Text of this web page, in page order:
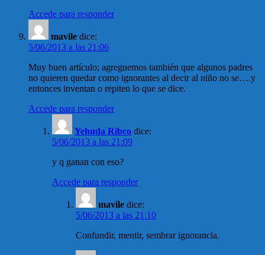
Accede para responder
mavile dice:
5/06/2013 a las 21:06
Muy buen artículo; agreguemos también que algunos padres
no quieren quedar como ignorantes al decir al niño no se….y
entonces inventan o repiten lo que se dice.
Accede para responder
Yehuda Ribco dice:
5/06/2013 a las 21:09
y q ganan con eso?
Accede para responder
mavile dice:
5/06/2013 a las 21:10
Confundir, mentir, sembrar ignorancia.